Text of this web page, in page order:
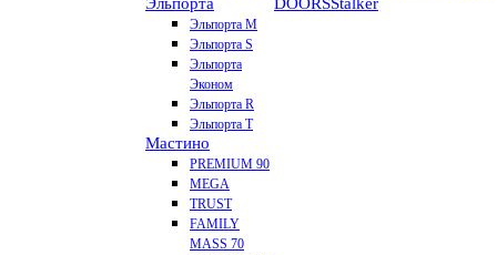
Эльпорта M
Эльпорта S
Эльпорта
Эконом
Эльпорта R
Эльпорта Т
Мастино
PREMIUM 90
MEGA
TRUST
FAMILY
MASS 70